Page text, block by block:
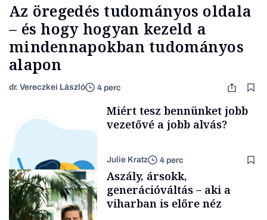
Az öregedés tudományos oldala
– és hogy hogyan kezeld a
mindennapokban tudományos
alapon
dr. Vereczkei László 4 perc
Miért tesz bennünket jobb
vezetővé a jobb alvás?
Julie Kratz 4 perc
Aszály, ársokk,
generációváltás – aki a
viharban is előre néz